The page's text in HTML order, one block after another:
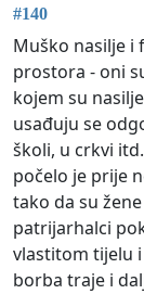
#140
Muško nasilje i
prostora - oni
kojem su
usađuju se
školi, u crkvi
počelo je prije
tako da su
patrijarhalci
vlastitom tijelu
borba traje i